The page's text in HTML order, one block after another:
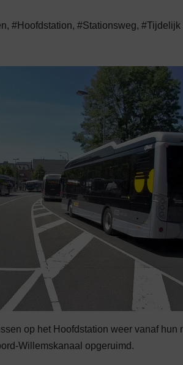
, #Hoofdstation, #Stationsweg, #Tijdelijk
op het Hoofdstation weer vanaf
Willemskanaal opgeruimd.